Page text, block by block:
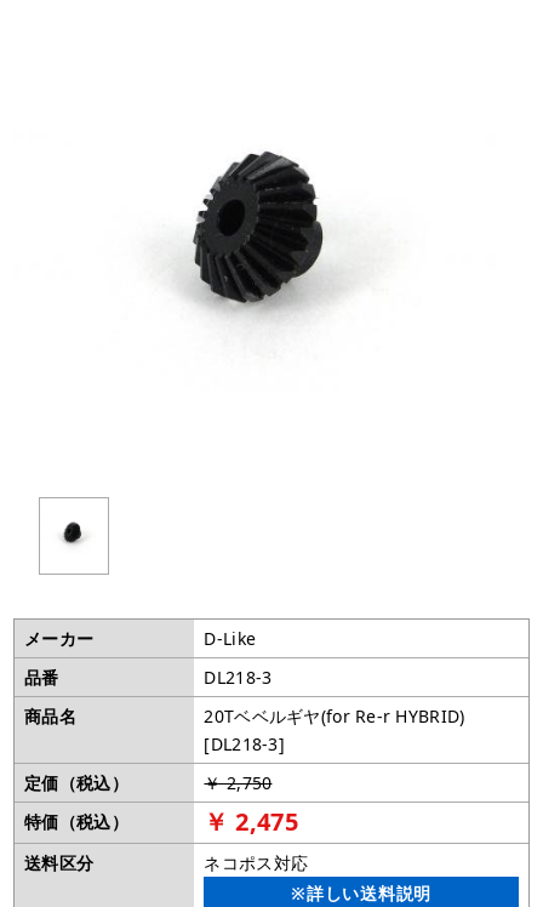
メーカー
D-Like
品番
DL218-3
商品名
20Tベベルギヤ(for Re-r HYBRID)
[DL218-3]
定価（税込）
￥ 2,750
特価（税込）
￥ 2,475
送料区分
ネコポス対応
※詳しい送料説明